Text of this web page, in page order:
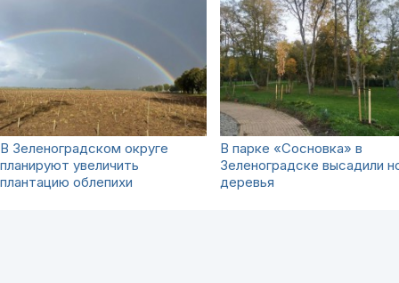
В Зеленоградском округе
планируют увеличить
плантацию облепихи
В парке «Сосновка» в
Зеленоградске высадили
деревья